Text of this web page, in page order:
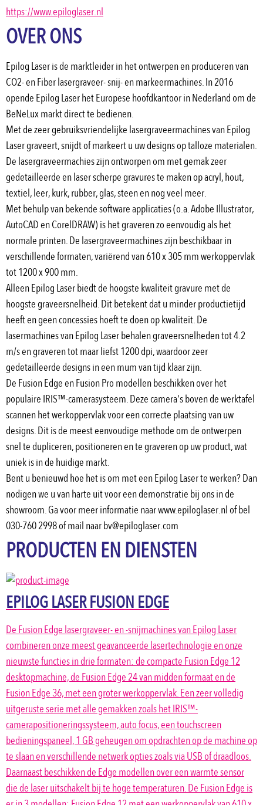
https://www.epiloglaser.nl
OVER ONS
Epilog Laser is de marktleider in het ontwerpen en produceren van
CO2- en Fiber lasergraveer- snij- en markeermachines. In 2016
opende Epilog Laser het Europese hoofdkantoor in Nederland om de
BeNeLux markt direct te bedienen.
Met de zeer gebruiksvriendelijke lasergraveermachines van Epilog
Laser graveert, snijdt of markeert u uw designs op talloze materialen.
De lasergraveermachies zijn ontworpen om met gemak zeer
gedetailleerde en laser scherpe gravures te maken op acryl, hout,
textiel, leer, kurk, rubber, glas, steen en nog veel meer.
Met behulp van bekende software applicaties (o.a. Adobe Illustrator,
AutoCAD en CorelDRAW) is het graveren zo eenvoudig als het
normale printen. De lasergraveermachines zijn beschikbaar in
verschillende formaten, variërend van 610 x 305 mm werkoppervlak
tot 1200 x 900 mm.
Alleen Epilog Laser biedt de hoogste kwaliteit gravure met de
hoogste graveersnelheid. Dit betekent dat u minder productietijd
heeft en geen concessies hoeft te doen op kwaliteit. De
lasermachines van Epilog Laser behalen graveersnelheden tot 4.2
m/s en graveren tot maar liefst 1200 dpi, waardoor zeer
gedetailleerde designs in een mum van tijd klaar zijn.
De Fusion Edge en Fusion Pro modellen beschikken over het
populaire IRIS™-camerasysteem. Deze camera's boven de werktafel
scannen het werkoppervlak voor een correcte plaatsing van uw
designs. Dit is de meest eenvoudige methode om de ontwerpen
snel te dupliceren, positioneren en te graveren op uw product, wat
uniek is in de huidige markt.
Bent u benieuwd hoe het is om met een Epilog Laser te werken? Dan
nodigen we u van harte uit voor een demonstratie bij ons in de
showroom. Ga voor meer informatie naar www.epiloglaser.nl of bel
030-760 2998 of mail naar bv@epiloglaser.com
PRODUCTEN EN DIENSTEN
EPILOG LASER FUSION EDGE
De Fusion Edge lasergraveer- en -snijmachines van Epilog Laser
combineren onze meest geavanceerde lasertechnologie en onze
nieuwste functies in drie formaten: de compacte Fusion Edge 12
desktopmachine, de Fusion Edge 24 van midden formaat en de
Fusion Edge 36, met een groter werkoppervlak. Een zeer volledig
uitgeruste serie met alle gemakken zoals het IRIS™-
camerapositioneringssysteem, auto focus, een touchscreen
bedieningspaneel, 1 GB geheugen om opdrachten op de machine op
te slaan en verschillende netwerk opties zoals via USB of draadloos.
Daarnaast beschikken de Edge modellen over een warmte sensor
die de laser uitschakelt bij te hoge temperaturen. De Fusion Edge is